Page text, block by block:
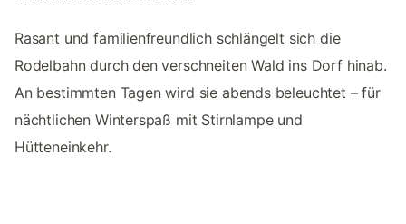
Rasant und familienfreundlich schlängelt sich die
Rodelbahn durch den verschneiten Wald ins Dorf hinab.
An bestimmten Tagen wird sie abends beleuchtet – für
nächtlichen Winterspaß mit Stirnlampe und
Hütteneinkehr.